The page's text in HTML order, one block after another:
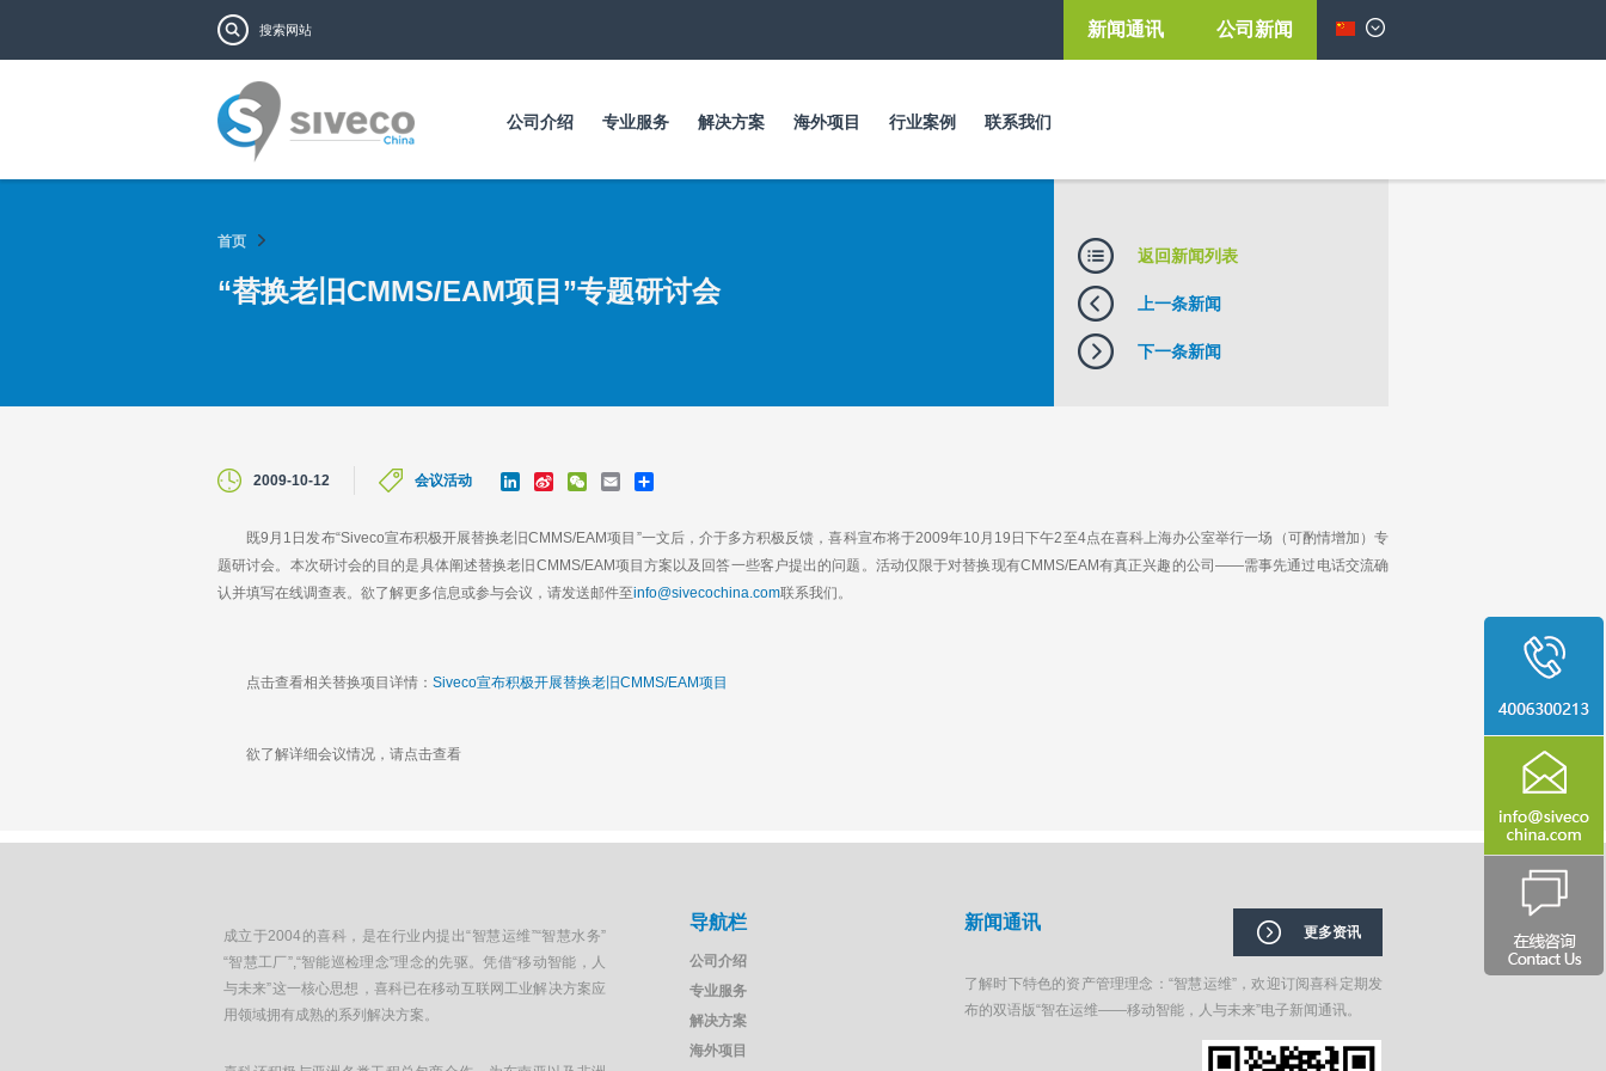
到
要
内
搜索表单 新闻通讯 公司新闻
公司介绍 专业服务 解决方案 海外项目 行业案例 联系我们
首页
“替换老旧CMMS/EAM项目”专题研讨会
返回新闻列表
上一条新闻
下一条新闻
2009-10-12 会议活动
既9月1日发布“Siveco宣布积极开展替换老旧CMMS/EAM项目”一文后，介于多方积极反馈，喜科宣布将于2009年10月19日下午2至4点在喜科上海办公室举行一场（可酌情增加）专
题研讨会。本次研讨会的目的是具体阐述替换老旧CMMS/EAM项目方案以及回答一些客户提出的问题。活动仅限于对替换现有CMMS/EAM有真正兴趣的公司——需事先通过电话交流确
认并填写在线调查表。欲了解更多信息或参与会议，请发送邮件至info@sivecochina.com联系我们。
点击查看相关替换项目详情： Siveco宣布积极开展替换老旧CMMS/EAM项目
欲了解详细会议情况，请点击查看
k
e
d
I
a
W
e
i
W
h
a
t
i
l
r
e
成立于2004的喜科，是在行业内提出“智慧运维”“智慧水务”
“智慧工厂”,“智能巡检理念”理念的先驱。凭借“移动智能，人
与未来”这一核心思想，喜科已在移动互联网工业解决方案应
用领域拥有成熟的系列解决方案。
导航栏
公司介绍
专业服务
解决方案
海外项目
新闻通讯 更多资讯
了解时下特色的资产管理理念：“智慧运维”，欢迎订阅喜科定期发
布的双语版“智在运维——移动智能，人与未来”电子新闻通讯。